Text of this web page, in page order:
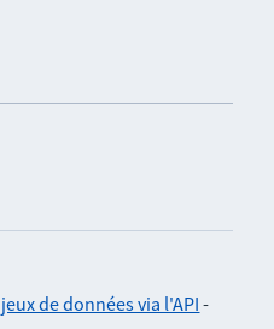
de données via l'API -